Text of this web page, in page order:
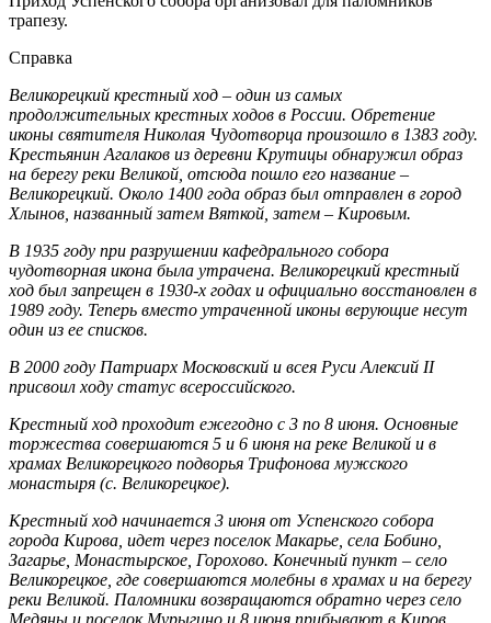
трапезу.
Справка
Великорецкий крестный ход – один из самых
продолжительных крестных ходов в России. Обретение
иконы святителя Николая Чудотворца произошло в 1383 году.
Крестьянин Агалаков из деревни Крутицы обнаружил образ
на берегу реки Великой, отсюда пошло его название –
Великорецкий. Около 1400 года образ был отправлен в город
Хлынов, названный затем Вяткой, затем – Кировым.
В 1935 году при разрушении кафедрального собора
чудотворная икона была утрачена. Великорецкий крестный
ход был запрещен в 1930-х годах и официально восстановлен в
1989 году. Теперь вместо утраченной иконы верующие несут
один из ее списков.
В 2000 году Патриарх Московский и всея Руси Алексий II
присвоил ходу статус всероссийского.
Крестный ход проходит ежегодно с 3 по 8 июня. Основные
торжества совершаются 5 и 6 июня на реке Великой и в
храмах Великорецкого подворья Трифонова мужского
монастыря (с. Великорецкое).
Крестный ход начинается 3 июня от Успенского собора
города Кирова, идет через поселок Макарье, села Бобино,
Загарье, Монастырское, Горохово. Конечный пункт – село
Великорецкое, где совершаются молебны в храмах и на берегу
реки Великой. Паломники возвращаются обратно через село
Медяны и поселок Мурыгино и 8 июня прибывают в Киров.